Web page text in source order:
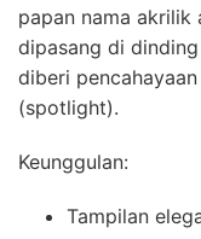
papan nama akrilik
dipasang di
diberi
(spotlight).
Keunggulan:
Tampilan